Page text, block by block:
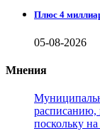
Плюс 4
05-08-2026
Мнения
расписанию,
поскольку